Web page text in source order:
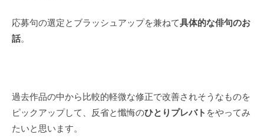
応募句の選定とブラッシュアップを兼ねて具体的な俳句のお
話。
過去作品の中から比較的軽微な修正で改善されそうなものを
ピックアップして、反省と懺悔のひとりプレバト をやってみ
たいと思います。